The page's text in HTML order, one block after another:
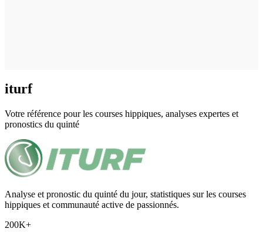
iturf
Votre référence pour les courses hippiques, analyses expertes et
pronostics du quinté
Analyse et pronostic du quinté du jour, statistiques sur les courses
hippiques et communauté active de passionnés.
200K+